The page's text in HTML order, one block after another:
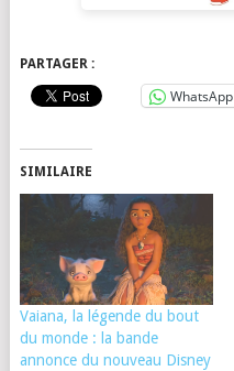
PARTAGER :
WhatsApp
SIMILAIRE
Vaiana, la légende du bout
du monde : la bande
annonce du nouveau Disney